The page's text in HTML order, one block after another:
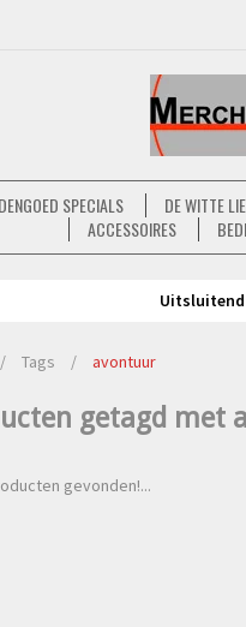
SPECIALS DE WITTE
ACCESSOIRES
Uitsluitend
/ Tags / avontuur
getagd met
gevonden!...